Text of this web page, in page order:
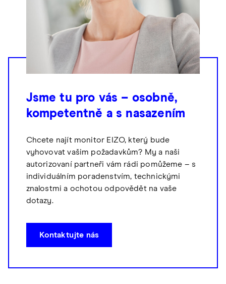
Jsme tu pro vás – osobně,
kompetentně a s nasazením
Chcete najít monitor EIZO, který bude
vyhovovat vašim požadavkům? My a naši
autorizovaní partneři vám rádi pomůžeme – s
individuálním poradenstvím, technickými
znalostmi a ochotou odpovědět na vaše
dotazy.
Kontaktujte nás